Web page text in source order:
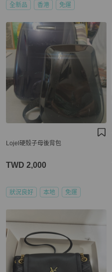
全新品 香港 免運
Lojel硬殼子母後背包
TWD 2,000
狀況良好 本地 免運